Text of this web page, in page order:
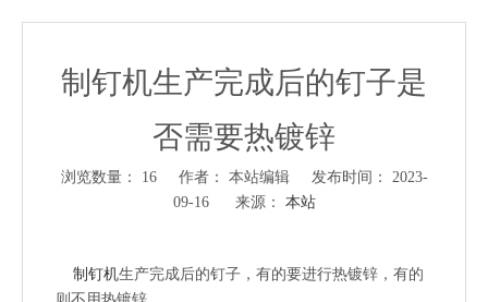
制钉机生产完成后的钉子是
否需要热镀锌
浏览数量： 16作者： 本站编辑 发布时间： 2023-
09-16 来源： 本站
制钉机生产完成后的钉子，有的要进行热镀锌，有的